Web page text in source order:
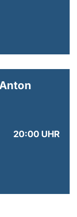
20:00 UHR